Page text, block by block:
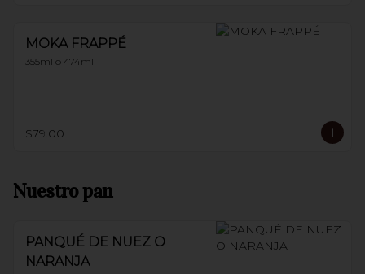
MOKA FRAPPÉ
355ml o 474ml
$79.00
Nuestro pan
PANQUÉ DE NUEZ O
NARANJA